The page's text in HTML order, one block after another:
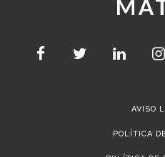
AVISO
POLÍTICA